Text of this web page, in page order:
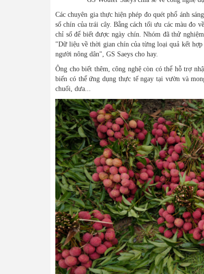
Các chuyên gia thực hiện phép đo quét phổ ánh
số chín của trái cây. Bằng cách tối ưu các màu đo
chỉ số để biết được ngày chín. Nhóm đã thử
"Dữ liệu về thời gian chín của từng loại quả kết
người nông dân", GS Saeys cho hay.
Ông cho biết thêm, công nghệ còn có thể hỗ trợ
biến có thể ứng dụng thực tế ngay tại vườn và
chuối, dưa...